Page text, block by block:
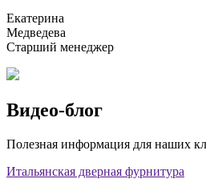
Екатерина
Медведева
Старший менеджер
Видео-блог
Полезная информация для наших
Итальянская дверная фурнитура